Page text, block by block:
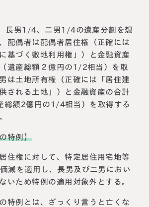
長男1/4、二男1/4の遺産分割を想
配偶者は配偶者居住権（正確には
基づく敷地利用権」）と金融資産
遺産総額２億円の1/2相当）を取
は土地所有権（正確には「居住建
される土地」）と金融資産の合計
総額2億円の1/4相当）を取得する
特例】
住権に対して、特定居住用宅地等
減を適用し、長男及び二男におい
いため特例の適用対象外とする。
特例とは、ざっくり言うと亡くな